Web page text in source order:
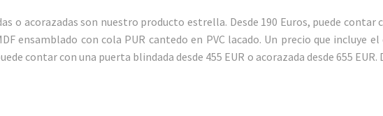
o acorazadas son nuestro producto estrella. Desde 190 Euros, puede
ensamblado con cola PUR cantedo en PVC lacado. Un precio que incluye
contar con una puerta blindada desde 455 EUR o acorazada desde 655